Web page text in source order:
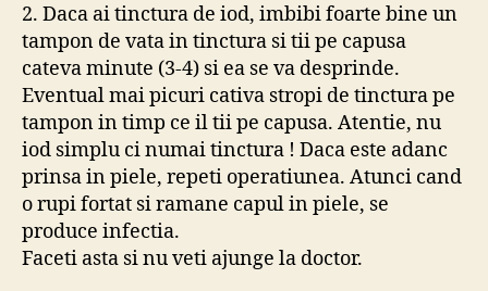
2. Daca ai tinctura de iod, imbibi foarte bine un
tampon de vata in tinctura si tii pe capusa
cateva minute (3-4) si ea se va desprinde.
Eventual mai picuri cativa stropi de tinctura pe
tampon in timp ce il tii pe capusa. Atentie, nu
iod simplu ci numai tinctura ! Daca este adanc
prinsa in piele, repeti operatiunea. Atunci cand
o rupi fortat si ramane capul in piele, se
produce infectia.
Faceti asta si nu veti ajunge la doctor.